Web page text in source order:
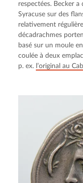
respectées. Becker a
Syracuse sur des
relativement
décadrachmes
basé sur un moule
coulée à deux
p. ex. l’original au